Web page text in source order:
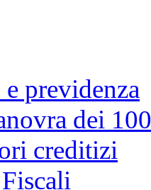
previdenza
dei
creditizi